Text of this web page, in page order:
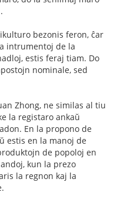
bezonis feron, ĉar
intrumentoj de la
estis feraj tiam. Do
nominale, sed
Zhong, ne similas al tiu
la registaro ankaŭ
En la propono de
estis en la manoj de
de popoloj en
kun la prezo
la regnon kaj la